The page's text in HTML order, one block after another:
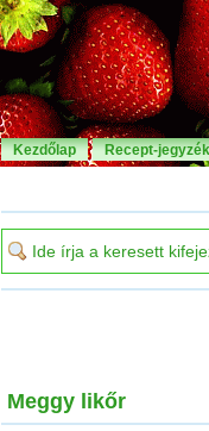
Kezdőlap Recept-jegyzék
Meggy likőr